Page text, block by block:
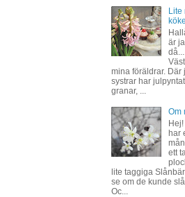
Lite
är
mina föräldrar. Där
systrar har
granar, ...
Om
har
ett
lite taggiga
se om de kunde
Oc...